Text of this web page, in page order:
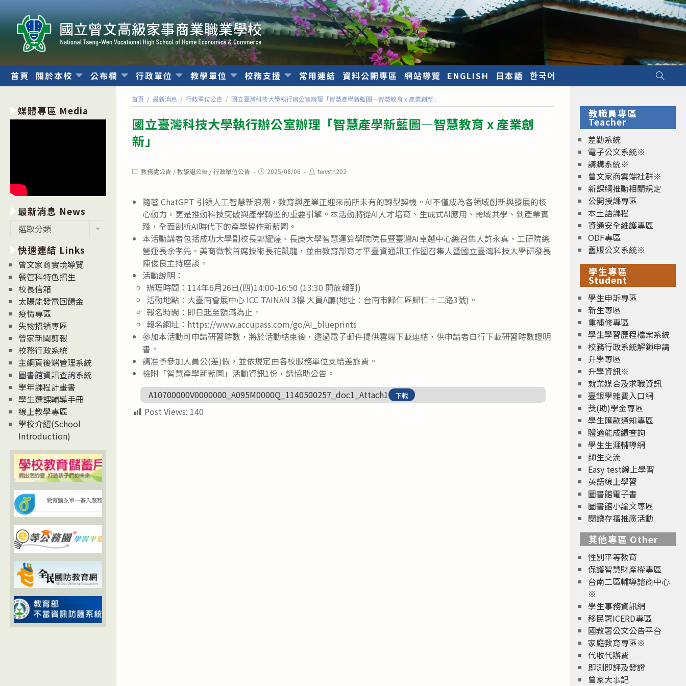
轉
內
首頁 關於本校 公布欄 行政單位 教學單位 校務支援 常用連結 資料公開專區 網站導覽 ENGLISH 日本語 한국어
首頁 / 最新消息 / 行政單位公告 / 國立臺灣科技大學執行辦公室辦理「智慧產學新藍圖—智慧教育 x 產業創新」
國立臺灣科技大學執行辦公室辦理「智慧產學新藍圖—智慧教育 x 產業創
新」
Post教務處公告 / 教學組公告 / 行政單位公告
Post2025/06/06
Posttwvstn202
隨著 ChatGPT 引領人工智慧新浪潮，教育與產業正迎來前所未有的轉型契機。AI不僅成為各領域創新與發展的核
心動力，更是推動科技突破與產學轉型的重要引擎。本活動將從AI人才培育、生成式AI應用、跨域共學、到產業實
踐，全面剖析AI時代下的產學協作新藍圖。
本活動講者包括成功大學副校長郭耀煌、長庚大學智慧運算學院院長暨臺灣AI卓越中心總召集人許永真、工研院總
營運長余孝先、美商微軟首席技術長花凱龍，並由教育部育才平臺資通訊工作圈召集人暨國立臺灣科技大學研發長
陳俊良主持座談。
活動說明：
辦理時間：114年6月26日(四)14:00-16:50 (13:30 開放報到)
活動地點：大臺南會展中心 ICC TAINAN 3樓 大員A廳(地址：台南市歸仁區歸仁十二路3號)。
報名時間：即日起至額滿為止。
報名網址：https://www.accupass.com/go/AI_blueprints
參加本活動可申請研習時數，將於活動結束後，透過電子郵件提供雲端下載連結，供申請者自行下載研習時數證明
書。
請准予參加人員公(差)假，並依規定由各校服務單位支給差旅費。
檢附「智慧產學新藍圖」活動資訊1份，請協助公告。
A10700000V0000000_A095M0000Q_1140500257_doc1_Attach1
下載
Post Views: 140
媒體專區 Media
最新消息 News
消
息
News
選取分類
快速連結 Links
曾文家商實境導覽
餐管科特色招生
校長信箱
太陽能發電回饋金
疫情專區
失物招領專區
曾家新聞剪報
校務行政系統
主網頁後端管理系統
圖書館資訊查詢系統
學年課程計畫書
學生選課輔導手冊
線上教學專區
學校介紹(School
Introduction)
教職員專區
Teacher
差勤系統
電子公文系統※
請購系統※
曾文家商雲端社群※
新課綱推動相關規定
公開授課專區
本土語課程
資通安全維護專區
ODF專區
舊版公文系統※
學生專區
Student
學生申訴專區
新生專區
重補修專區
學生學習歷程檔案系統
校務行政系統解鎖申請
升學專區
升學資訊※
就業媒合及求職資訊
臺銀學雜費入口網
獎(助)學金專區
學生匯款通知專區
體適能成績查詢
學生生涯輔導網
師生交流
Easy test線上學習
英語線上學習
圖書館電子書
圖書館小論文專區
閱讀存摺推廣活動
其他專區 Other
性別平等教育
保護智慧財產權專區
台南二區輔導諮商中心
※
學生事務資訊網
移民署ICERD專區
國教署公文公告平台
家庭教育專區※
代收代辦費
即測即評及發證
曾家大事記